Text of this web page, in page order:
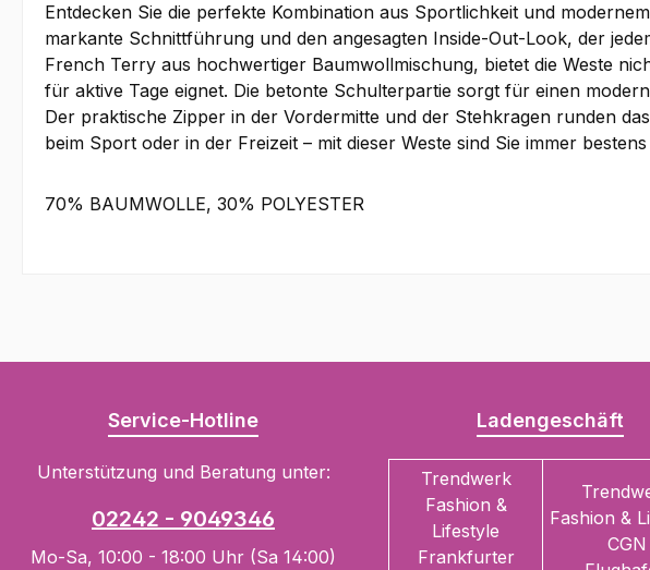
Entdecken Sie die perfekte Kombination aus Sportlichkeit und
markante Schnittführung und den angesagten Inside-Out-Look, der
French Terry aus hochwertiger Baumwollmischung, bietet die Weste
für aktive Tage eignet. Die betonte Schulterpartie sorgt für einen
Der praktische Zipper in der Vordermitte und der Stehkragen runden
beim Sport oder in der Freizeit – mit dieser Weste sind Sie immer
70% BAUMWOLLE, 30% POLYESTER
Service-Hotline
Unterstützung und Beratung unter:
02242 - 9049346
Mo-Sa, 10:00 - 18:00 Uhr (Sa 14:00)
Ladengeschäft
Trendwerk
Fashion &
Lifestyle
Frankfurter
Fashion &
CGN